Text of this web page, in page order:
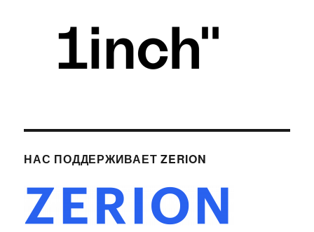
НАС ПОДДЕРЖИВАЕТ ZERION